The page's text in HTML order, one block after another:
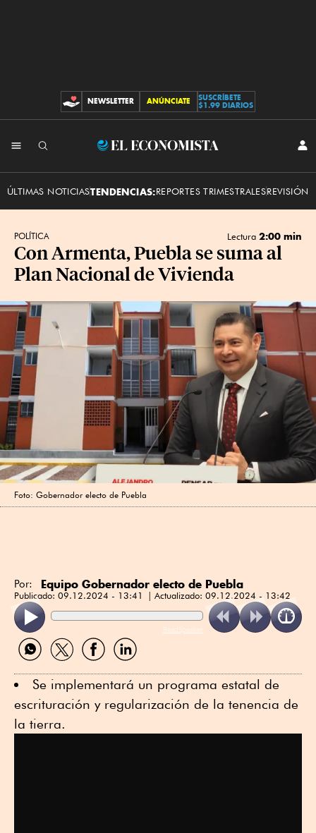
CONTRIBUCIONES
NEWSLETTER ANÚNCIATE
SUSCRÍBETE
$1.99 DIARIOS
El
ÚLTIMAS NOTICIASTENDENCIAS:REPORTES TRIMESTRALESREVISIÓN
POLÍTICA Lectura 2:00 min
Con Armenta, Puebla se suma al
Plan Nacional de Vivienda
Foto: Gobernador electo de Puebla
Por: Equipo Gobernador electo de Puebla
Publicado: 09.12.2024 - 13:41 Actualizado: 09.12.2024 - 13:42
ReadSpeaker
Compartir
por
Compartir
por
Compartir
por
Compartir
por
Se implementará un programa estatal de
escrituración y regularización de la tenencia de
la tierra.